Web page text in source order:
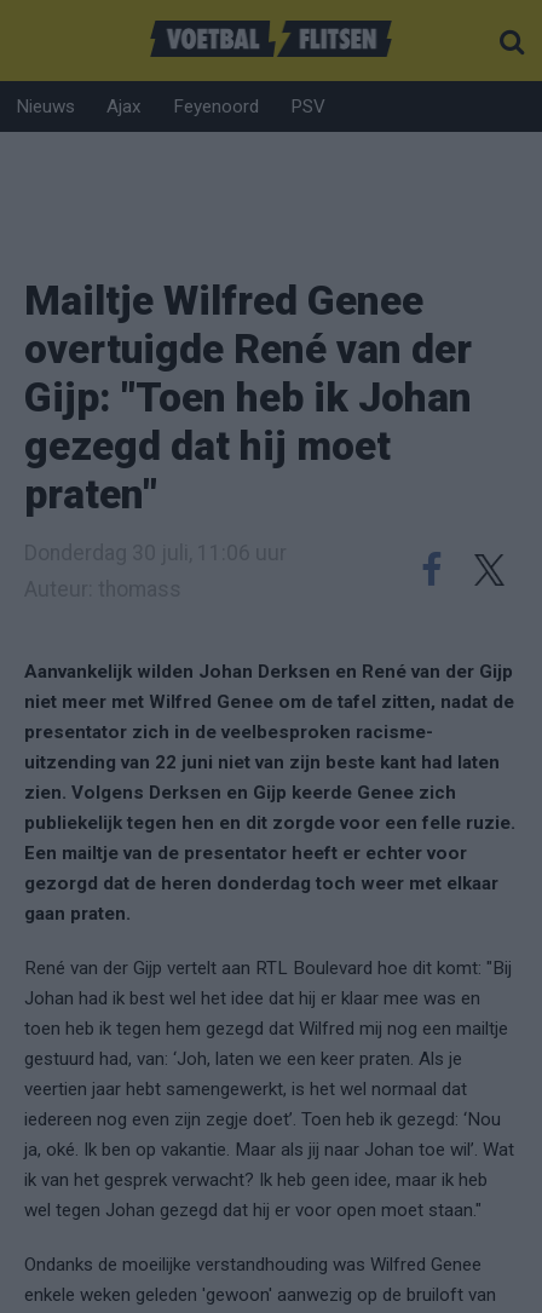
Nieuws Ajax Feyenoord PSV
Mailtje Wilfred Genee
overtuigde René van der
Gijp: "Toen heb ik Johan
gezegd dat hij moet
praten"
Aanvankelijk wilden Johan Derksen en René van der Gijp
niet meer met Wilfred Genee om de tafel zitten, nadat de
presentator zich in de veelbesproken racisme-
uitzending van 22 juni niet van zijn beste kant had laten
zien. Volgens Derksen en Gijp keerde Genee zich
publiekelijk tegen hen en dit zorgde voor een felle ruzie.
Een mailtje van de presentator heeft er echter voor
gezorgd dat de heren donderdag toch weer met elkaar
gaan praten.
René van der Gijp vertelt aan RTL Boulevard hoe dit komt: "Bij
Johan had ik best wel het idee dat hij er klaar mee was en
toen heb ik tegen hem gezegd dat Wilfred mij nog een mailtje
gestuurd had, van: ‘Joh, laten we een keer praten. Als je
veertien jaar hebt samengewerkt, is het wel normaal dat
iedereen nog even zijn zegje doet’. Toen heb ik gezegd: ‘Nou
ja, oké. Ik ben op vakantie. Maar als jij naar Johan toe wil’. Wat
ik van het gesprek verwacht? Ik heb geen idee, maar ik heb
wel tegen Johan gezegd dat hij er voor open moet staan."
Ondanks de moeilijke verstandhouding was Wilfred Genee
enkele weken geleden 'gewoon' aanwezig op de bruiloft van